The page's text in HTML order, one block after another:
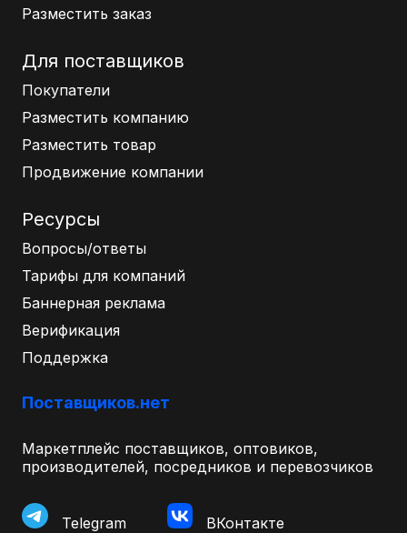
Разместить заказ
Для поставщиков
Покупатели
Разместить компанию
Разместить товар
Продвижение компании
Ресурсы
Вопросы/ответы
Тарифы для компаний
Баннерная реклама
Верификация
Поддержка
Поставщиков.нет
Маркетплейс поставщиков, оптовиков,
производителей, посредников и перевозчиков
Telegram ВКонтакте